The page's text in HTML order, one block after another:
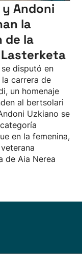
Andoni
la
de la
disputó en
carrera de
un homenaje
al bertsolari
Uzkiano se
en la femenina,
de Aia Nerea